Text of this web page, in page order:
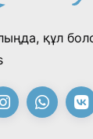
«Славян
құл